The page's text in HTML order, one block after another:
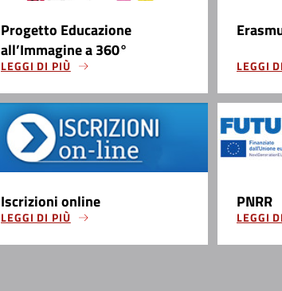
Progetto Educazione
all’Immagine a 360°
LEGGI DI PIÙ LEGGI
Iscrizioni online
LEGGI DI PIÙ
PNRR
LEGGI